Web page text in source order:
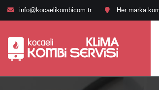
info@kocaelikombicom.tr Her marka